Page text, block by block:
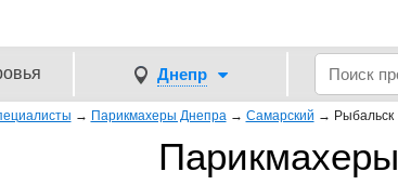
Днепр
→ Парикмахеры Днепра → Самарский → Рыбальск